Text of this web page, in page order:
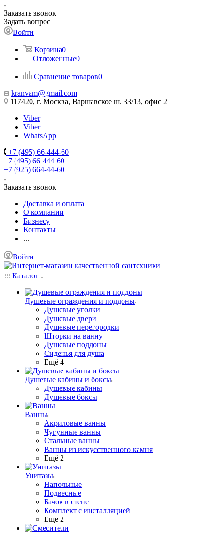
Заказать звонок
Задать вопрос
Войти
Корзина0
Отложенные0
Сравнение товаров0
kranvam@gmail.com
117420, г. Москва, Варшавское ш. 33/13, офис 2
Viber
Viber
WhatsApp
+7 (495) 66-444-60
+7 (495) 66-444-60
+7 (925) 664-44-60
Заказать звонок
Доставка и оплата
О компании
Бизнесу
Контакты
...
Войти
Каталог
Душевые ограждения и поддоны
Душевые уголки
Душевые двери
Душевые перегородки
Шторки на ванну
Душевые поддоны
Сиденья для душа
Ещё 4
Душевые кабины и боксы
Душевые кабины
Душевые боксы
Ванны
Акриловые ванны
Чугунные ванны
Стальные ванны
Ванны из искусственного камня
Ещё 2
Унитазы
Напольные
Подвесные
Бачок в стене
Комплект с инсталляцией
Ещё 2